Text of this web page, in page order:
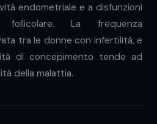
endometriale e a disfunzioni
follicolare. La frequenza
tra le donne con infertilità, e
di concepimento tende ad
della malattia.